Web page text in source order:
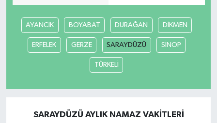
AYANCIK BOYABAT DURAĞAN DİKMEN
ERFELEK GERZE SARAYDÜZÜ SİNOP
TÜRKELİ
SARAYDÜZÜ AYLIK NAMAZ VAKITLERI